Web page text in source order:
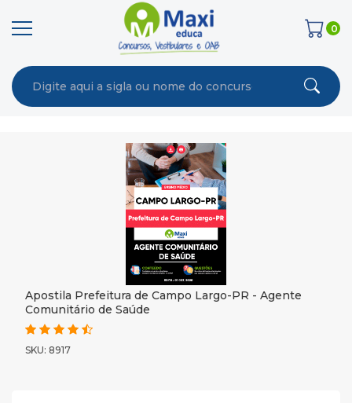
0
Apostila Prefeitura de Campo Largo-PR - Agente
Comunitário de Saúde
SKU: 8917